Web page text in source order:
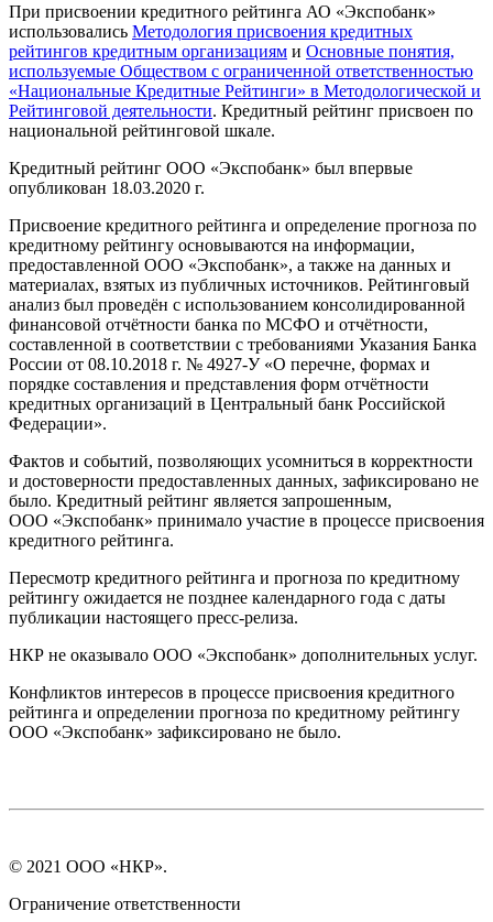
При присвоении кредитного рейтинга АО «Экспобанк»
использовались Методология присвоения кредитных
рейтингов кредитным организациям и Основные понятия,
используемые Обществом с ограниченной ответственностью
«Национальные Кредитные Рейтинги» в Методологической и
Рейтинговой деятельности. Кредитный рейтинг присвоен по
национальной рейтинговой шкале.
Кредитный рейтинг ООО «Экспобанк» был впервые
опубликован 18.03.2020 г.
Присвоение кредитного рейтинга и определение прогноза по
кредитному рейтингу основываются на информации,
предоставленной ООО «Экспобанк», а также на данных и
материалах, взятых из публичных источников. Рейтинговый
анализ был проведён с использованием консолидированной
финансовой отчётности банка по МСФО и отчётности,
составленной в соответствии с требованиями Указания Банка
России от 08.10.2018 г. № 4927-У «О перечне, формах и
порядке составления и представления форм отчётности
кредитных организаций в Центральный банк Российской
Федерации».
Фактов и событий, позволяющих усомниться в корректности
и достоверности предоставленных данных, зафиксировано не
было. Кредитный рейтинг является запрошенным,
ООО «Экспобанк» принимало участие в процессе присвоения
кредитного рейтинга.
Пересмотр кредитного рейтинга и прогноза по кредитному
рейтингу ожидается не позднее календарного года с даты
публикации настоящего пресс-релиза.
НКР не оказывало ООО «Экспобанк» дополнительных услуг.
Конфликтов интересов в процессе присвоения кредитного
рейтинга и определении прогноза по кредитному рейтингу
ООО «Экспобанк» зафиксировано не было.
© 2021 ООО «НКР».
Ограничение ответственности